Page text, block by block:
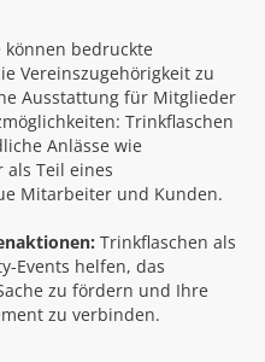
können bedruckte
Vereinszugehörigkeit zu
Ausstattung für Mitglieder
Trinkflaschen
Anlässe wie
als Teil eines
Mitarbeiter und Kunden.
Trinkflaschen als
Events helfen, das
zu fördern und Ihre
zu verbinden.